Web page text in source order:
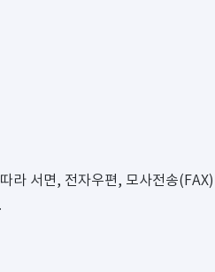
서면, 전자우편, 모사전송